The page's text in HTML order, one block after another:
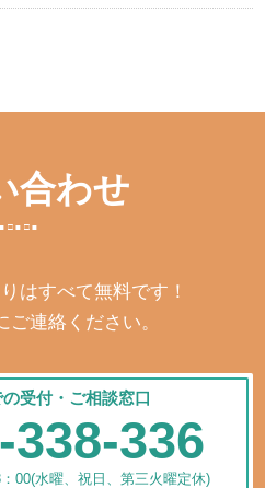
合わせ
はすべて無料です！
ご連絡ください。
受付・ご相談窓口
338-336
00(水曜、祝日、第三火曜定休)